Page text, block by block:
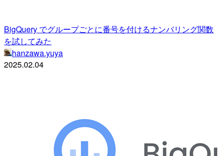
BigQuery でグループごとに番号を付けるナンバリング関数
を試してみた
hanzawa.yuya
2025.02.04